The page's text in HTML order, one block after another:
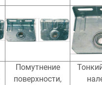
Помутнение
поверхности,